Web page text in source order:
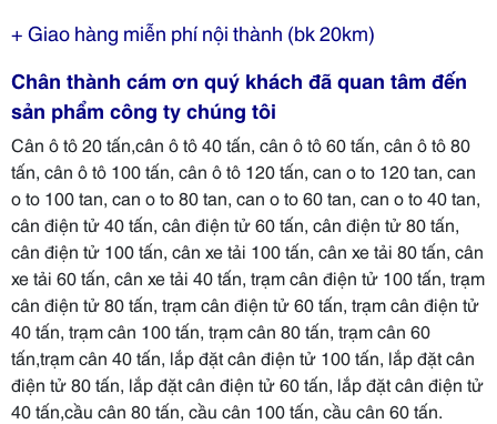
+ Giao hàng miễn phí nội thành (bk 20km)
Chân thành cám ơn quý khách đã quan tâm đến
sản phẩm công ty chúng tôi
Cân ô tô 20 tấn,cân ô tô 40 tấn, cân ô tô 60 tấn, cân ô tô 80
tấn, cân ô tô 100 tấn, cân ô tô 120 tấn, can o to 120 tan, can
o to 100 tan, can o to 80 tan, can o to 60 tan, can o to 40 tan,
cân điện tử 40 tấn, cân điện tử 60 tấn, cân điện tử 80 tấn,
cân điện tử 100 tấn, cân xe tải 100 tấn, cân xe tải 80 tấn, cân
xe tải 60 tấn, cân xe tải 40 tấn, trạm cân điện tử 100 tấn, trạm
cân điện tử 80 tấn, trạm cân điện tử 60 tấn, trạm cân điện tử
40 tấn, trạm cân 100 tấn, trạm cân 80 tấn, trạm cân 60
tấn,trạm cân 40 tấn, lắp đặt cân điện tử 100 tấn, lắp đặt cân
điện tử 80 tấn, lắp đặt cân điện tử 60 tấn, lắp đặt cân điện tử
40 tấn,cầu cân 80 tấn, cầu cân 100 tấn, cầu cân 60 tấn.